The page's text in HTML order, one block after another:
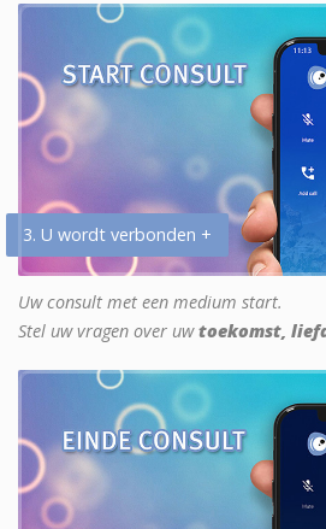
3. U wordt verbonden +
Uw consult met een medium start.
Stel uw vragen over uwtoekomst,